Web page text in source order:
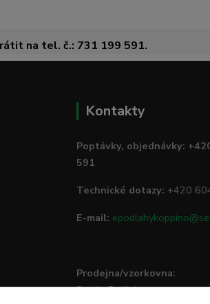
na tel. č.: 731 199 591.
Kontakty
Poptávky, objednávky:
591
Technické dotazy: +420
E-mail:
Prodejna/vzorkovna:
Studio Podlah